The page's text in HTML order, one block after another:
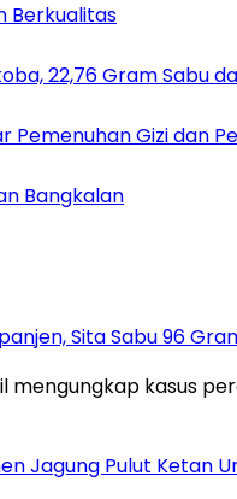
Berkualitas
22,76 Gram Sabu
Pemenuhan Gizi dan
Bangkalan
Sita Sabu 96
mengungkap kasus
Jagung Pulut Ketan